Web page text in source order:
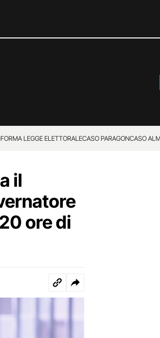
LEGGE ELETTORALECASO PARAGONCASO
il
ore di